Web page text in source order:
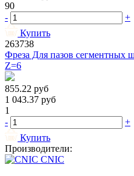
90
-
+
Купить
263738
Фреза Для пазов сегментных
Z=6
855.22 руб
1 043.37 руб
1
-
+
Купить
Производители:
CNIC